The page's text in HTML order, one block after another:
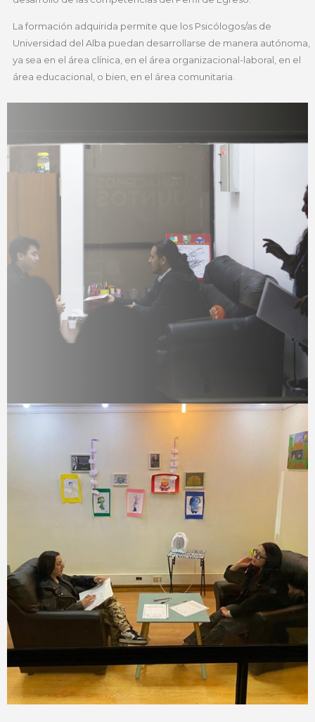
La formación adquirida permite que los Psicólogos/as de
Universidad del Alba puedan desarrollarse de manera autónoma,
ya sea en el área clínica, en el área organizacional-laboral, en el
área educacional, o bien, en el área comunitaria.